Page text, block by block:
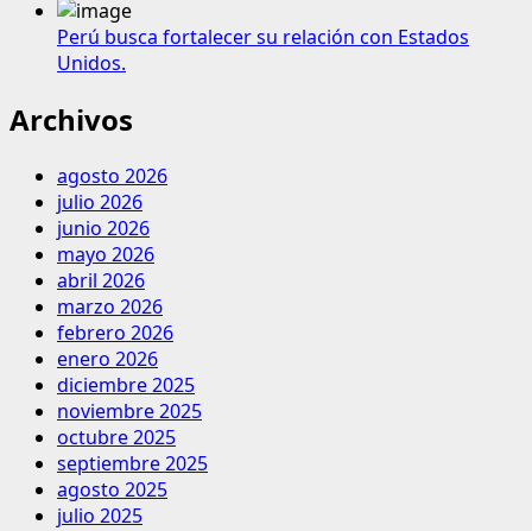
Perú busca fortalecer su relación con Estados
Unidos.
Archivos
agosto 2026
julio 2026
junio 2026
mayo 2026
abril 2026
marzo 2026
febrero 2026
enero 2026
diciembre 2025
noviembre 2025
octubre 2025
septiembre 2025
agosto 2025
julio 2025